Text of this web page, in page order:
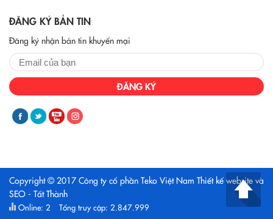
ĐĂNG KÝ BẢN TIN
Đăng ký nhận bản tin khuyến mại
ĐĂNG KÝ
Copyright © 2017 Công ty cổ phần Teko Việt Nam Thiết kế website và
SEO - Tất Thành
Online: 2 Tổng truy cập: 2.847.999